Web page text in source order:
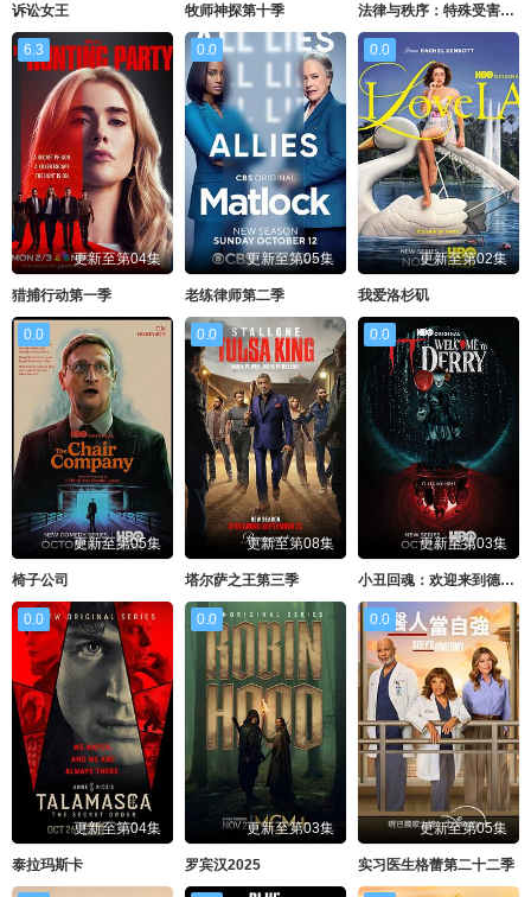
诉讼女王 牧师神探第十季 法律与秩序：特殊受害者第二十七季
6.3
更新至第04集
猎捕行动第一季
0.0
更新至第05集
老练律师第二季
0.0
更新至第02集
我爱洛杉矶
0.0
更新至第05集
椅子公司
0.0
更新至第08集
塔尔萨之王第三季
0.0
更新至第03集
小丑回魂：欢迎来到德里镇第一季
0.0
更新至第04集
泰拉玛斯卡
0.0
更新至第03集
罗宾汉2025
0.0
更新至第05集
实习医生格蕾第二十二季